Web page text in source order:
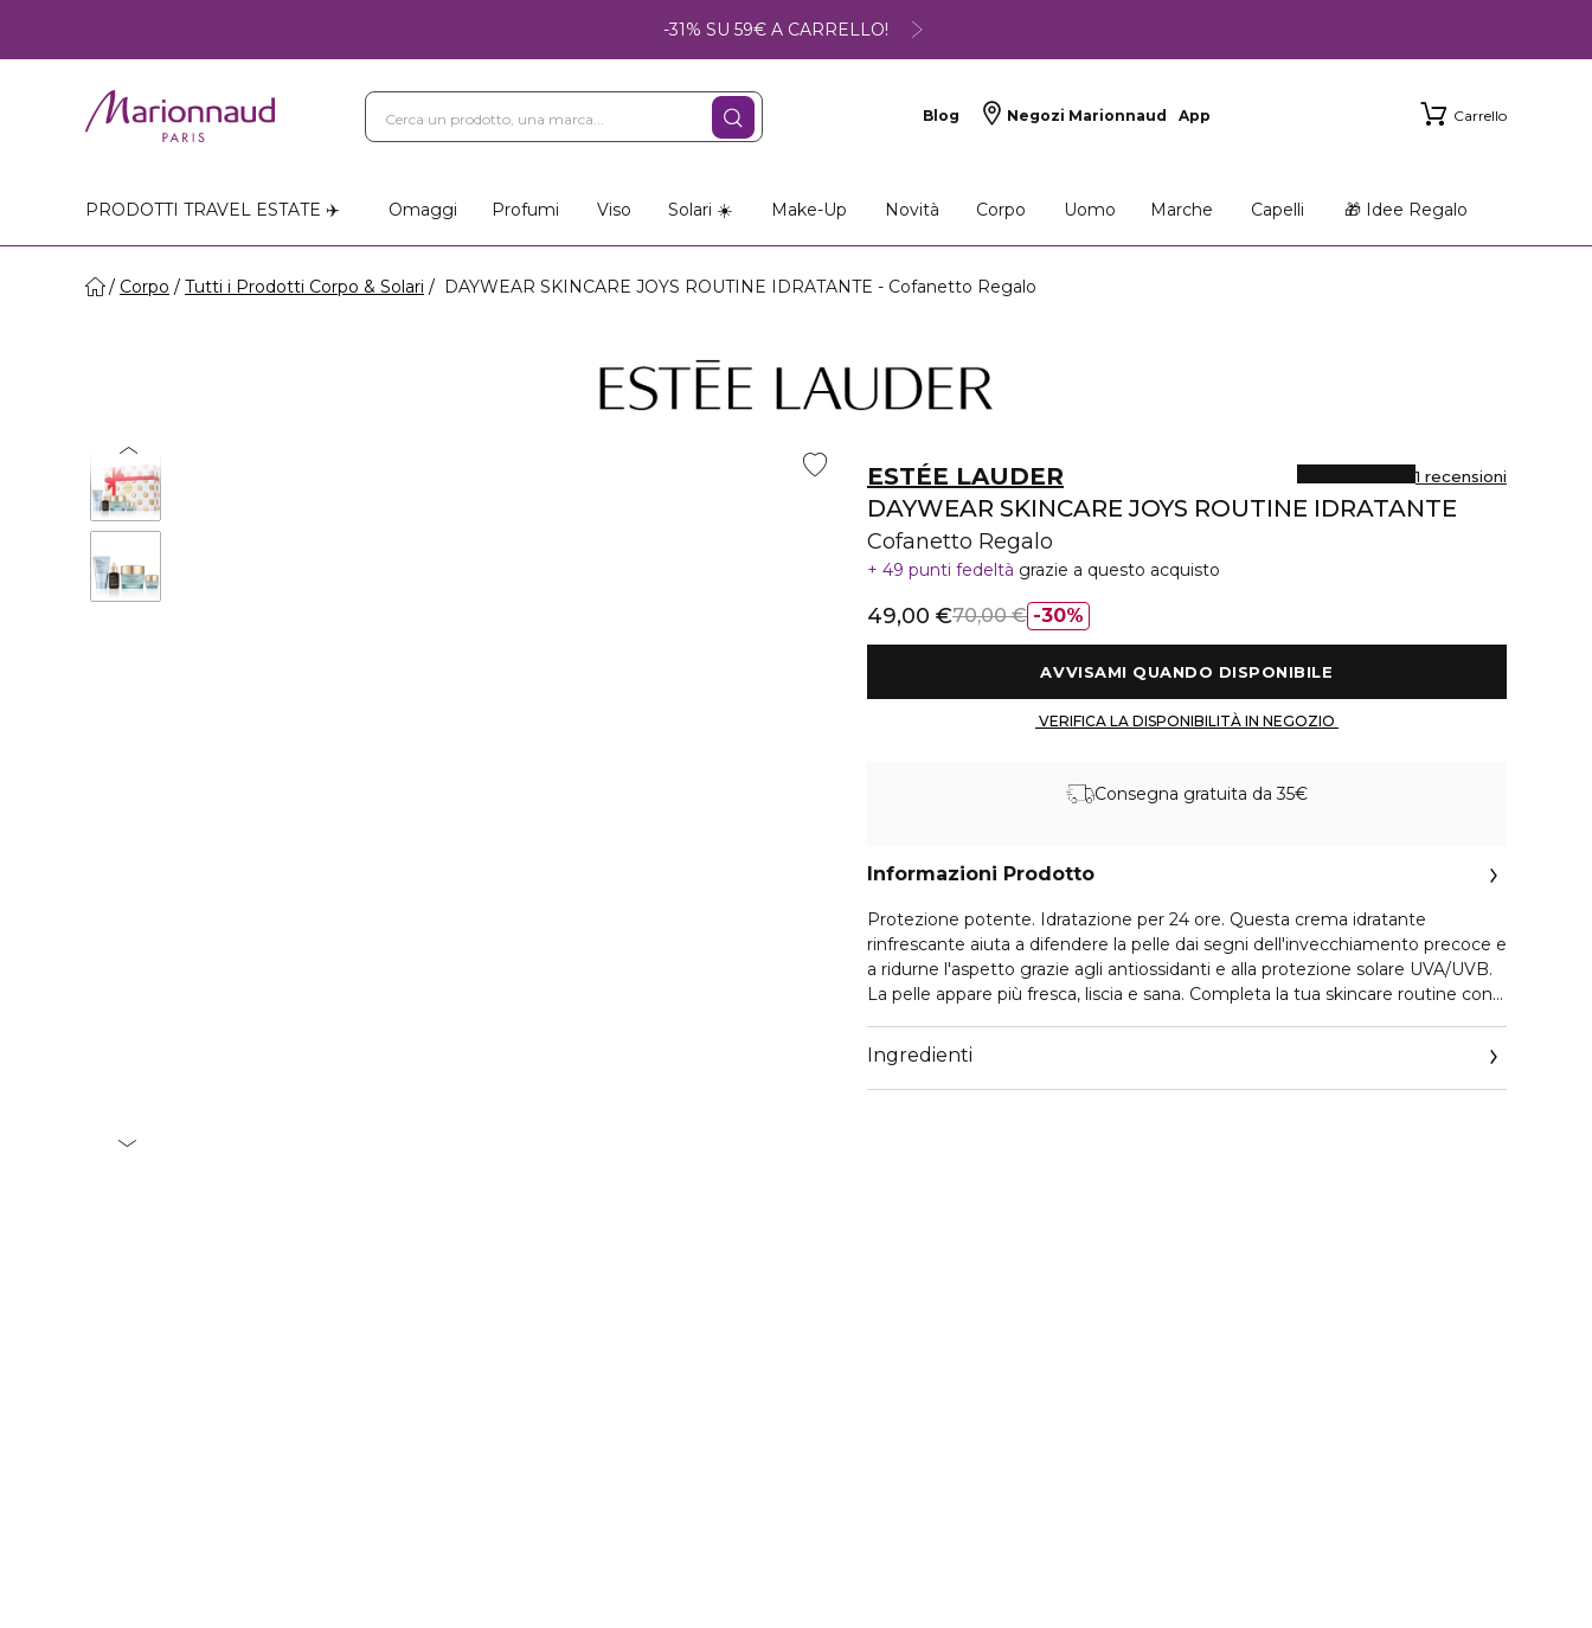
-31% SU 59€ A CARRELLO!
Blog Negozi Marionnaud App Carrello
PRODOTTI TRAVEL ESTATE ✈️ Omaggi Profumi Viso Solari ☀️ Make-Up Novità Corpo Uomo Marche Capelli 🎁 Idee Regalo
Corpo Tutti i Prodotti Corpo & Solari DAYWEAR SKINCARE JOYS ROUTINE IDRATANTE - Cofanetto Regalo
ESTÉE LAUDER
DAYWEAR SKINCARE JOYS ROUTINE IDRATANTE
Cofanetto Regalo
1 recensioni
49 punti fedeltà grazie a questo acquisto
30%
49,00 €70,00 €
Consegna gratuita da 35€
Informazioni Prodotto
Protezione potente. Idratazione per 24 ore. Questa crema idratante
rinfrescante aiuta a difendere la pelle dai segni dell'invecchiamento precoce e
a ridurne l'aspetto grazie agli antiossidanti e alla protezione solare UVA/UVB.
La pelle appare più fresca, liscia e sana. Completa la tua skincare routine con
Ingredienti